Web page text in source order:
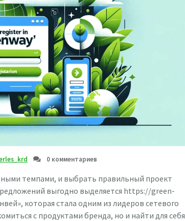
0 комментариев
темпами, и выбрать правильный проект
выгодно выделяется https://green-
которая стала одним из лидеров сетевого
с продуктами бренда, но и найти для себя